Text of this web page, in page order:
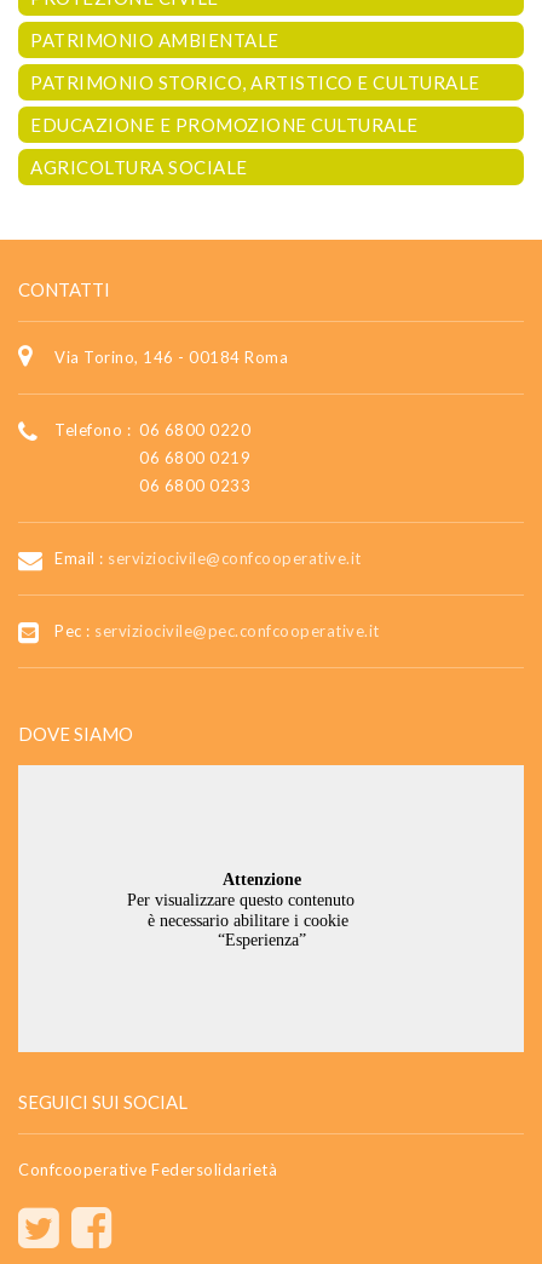
PATRIMONIO AMBIENTALE
PATRIMONIO STORICO, ARTISTICO E CULTURALE
EDUCAZIONE E PROMOZIONE CULTURALE
AGRICOLTURA SOCIALE
CONTATTI
Via Torino, 146 - 00184 Roma
Telefono : 06 6800 0220
06 6800 0219
06 6800 0233
Email : serviziocivile@confcooperative.it
Pec : serviziocivile@pec.confcooperative.it
DOVE SIAMO
SEGUICI SUI SOCIAL
Confcooperative Federsolidarietà